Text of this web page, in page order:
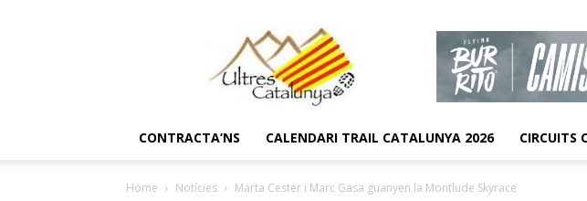
CONTRACTA’NS CALENDARI TRAIL CATALUNYA 2026 CIRCUITS
Home Notícies Marta Cester i Marc Gasa guanyen la Montlude Skyrace